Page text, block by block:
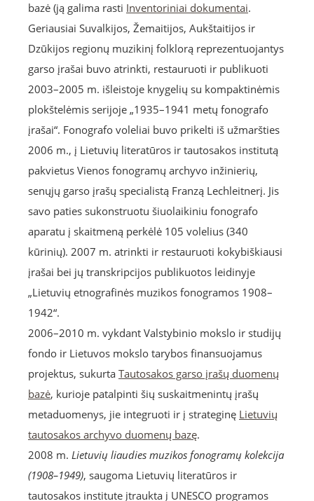
bazė (ją galima rasti Inventoriniai dokumentai.
Geriausiai Suvalkijos, Žemaitijos, Aukštaitijos ir
Dzūkijos regionų muzikinį folklorą reprezentuojantys
garso įrašai buvo atrinkti, restauruoti ir publikuoti
2003–2005 m. išleistoje knygelių su kompaktinėmis
plokštelėmis serijoje „1935–1941 metų fonografo
įrašai“. Fonografo voleliai buvo prikelti iš užmaršties
2006 m., į Lietuvių literatūros ir tautosakos institutą
pakvietus Vienos fonogramų archyvo inžinierių,
senųjų garso įrašų specialistą Franzą Lechleitnerį. Jis
savo paties sukonstruotu šiuolaikiniu fonografo
aparatu į skaitmeną perkėlė 105 volelius (340
kūrinių). 2007 m. atrinkti ir restauruoti kokybiškiausi
įrašai bei jų transkripcijos publikuotos leidinyje
„Lietuvių etnografinės muzikos fonogramos 1908–
1942“.
2006–2010 m. vykdant Valstybinio mokslo ir studijų
fondo ir Lietuvos mokslo tarybos finansuojamus
projektus, sukurta Tautosakos garso įrašų duomenų
bazė, kurioje patalpinti šių suskaitmenintų įrašų
metaduomenys, jie integruoti ir į strateginę Lietuvių
tautosakos archyvo duomenų bazę.
2008 m. Lietuvių liaudies muzikos fonogramų kolekcija
(1908–1949), saugoma Lietuvių literatūros ir
tautosakos institute įtraukta į UNESCO programos